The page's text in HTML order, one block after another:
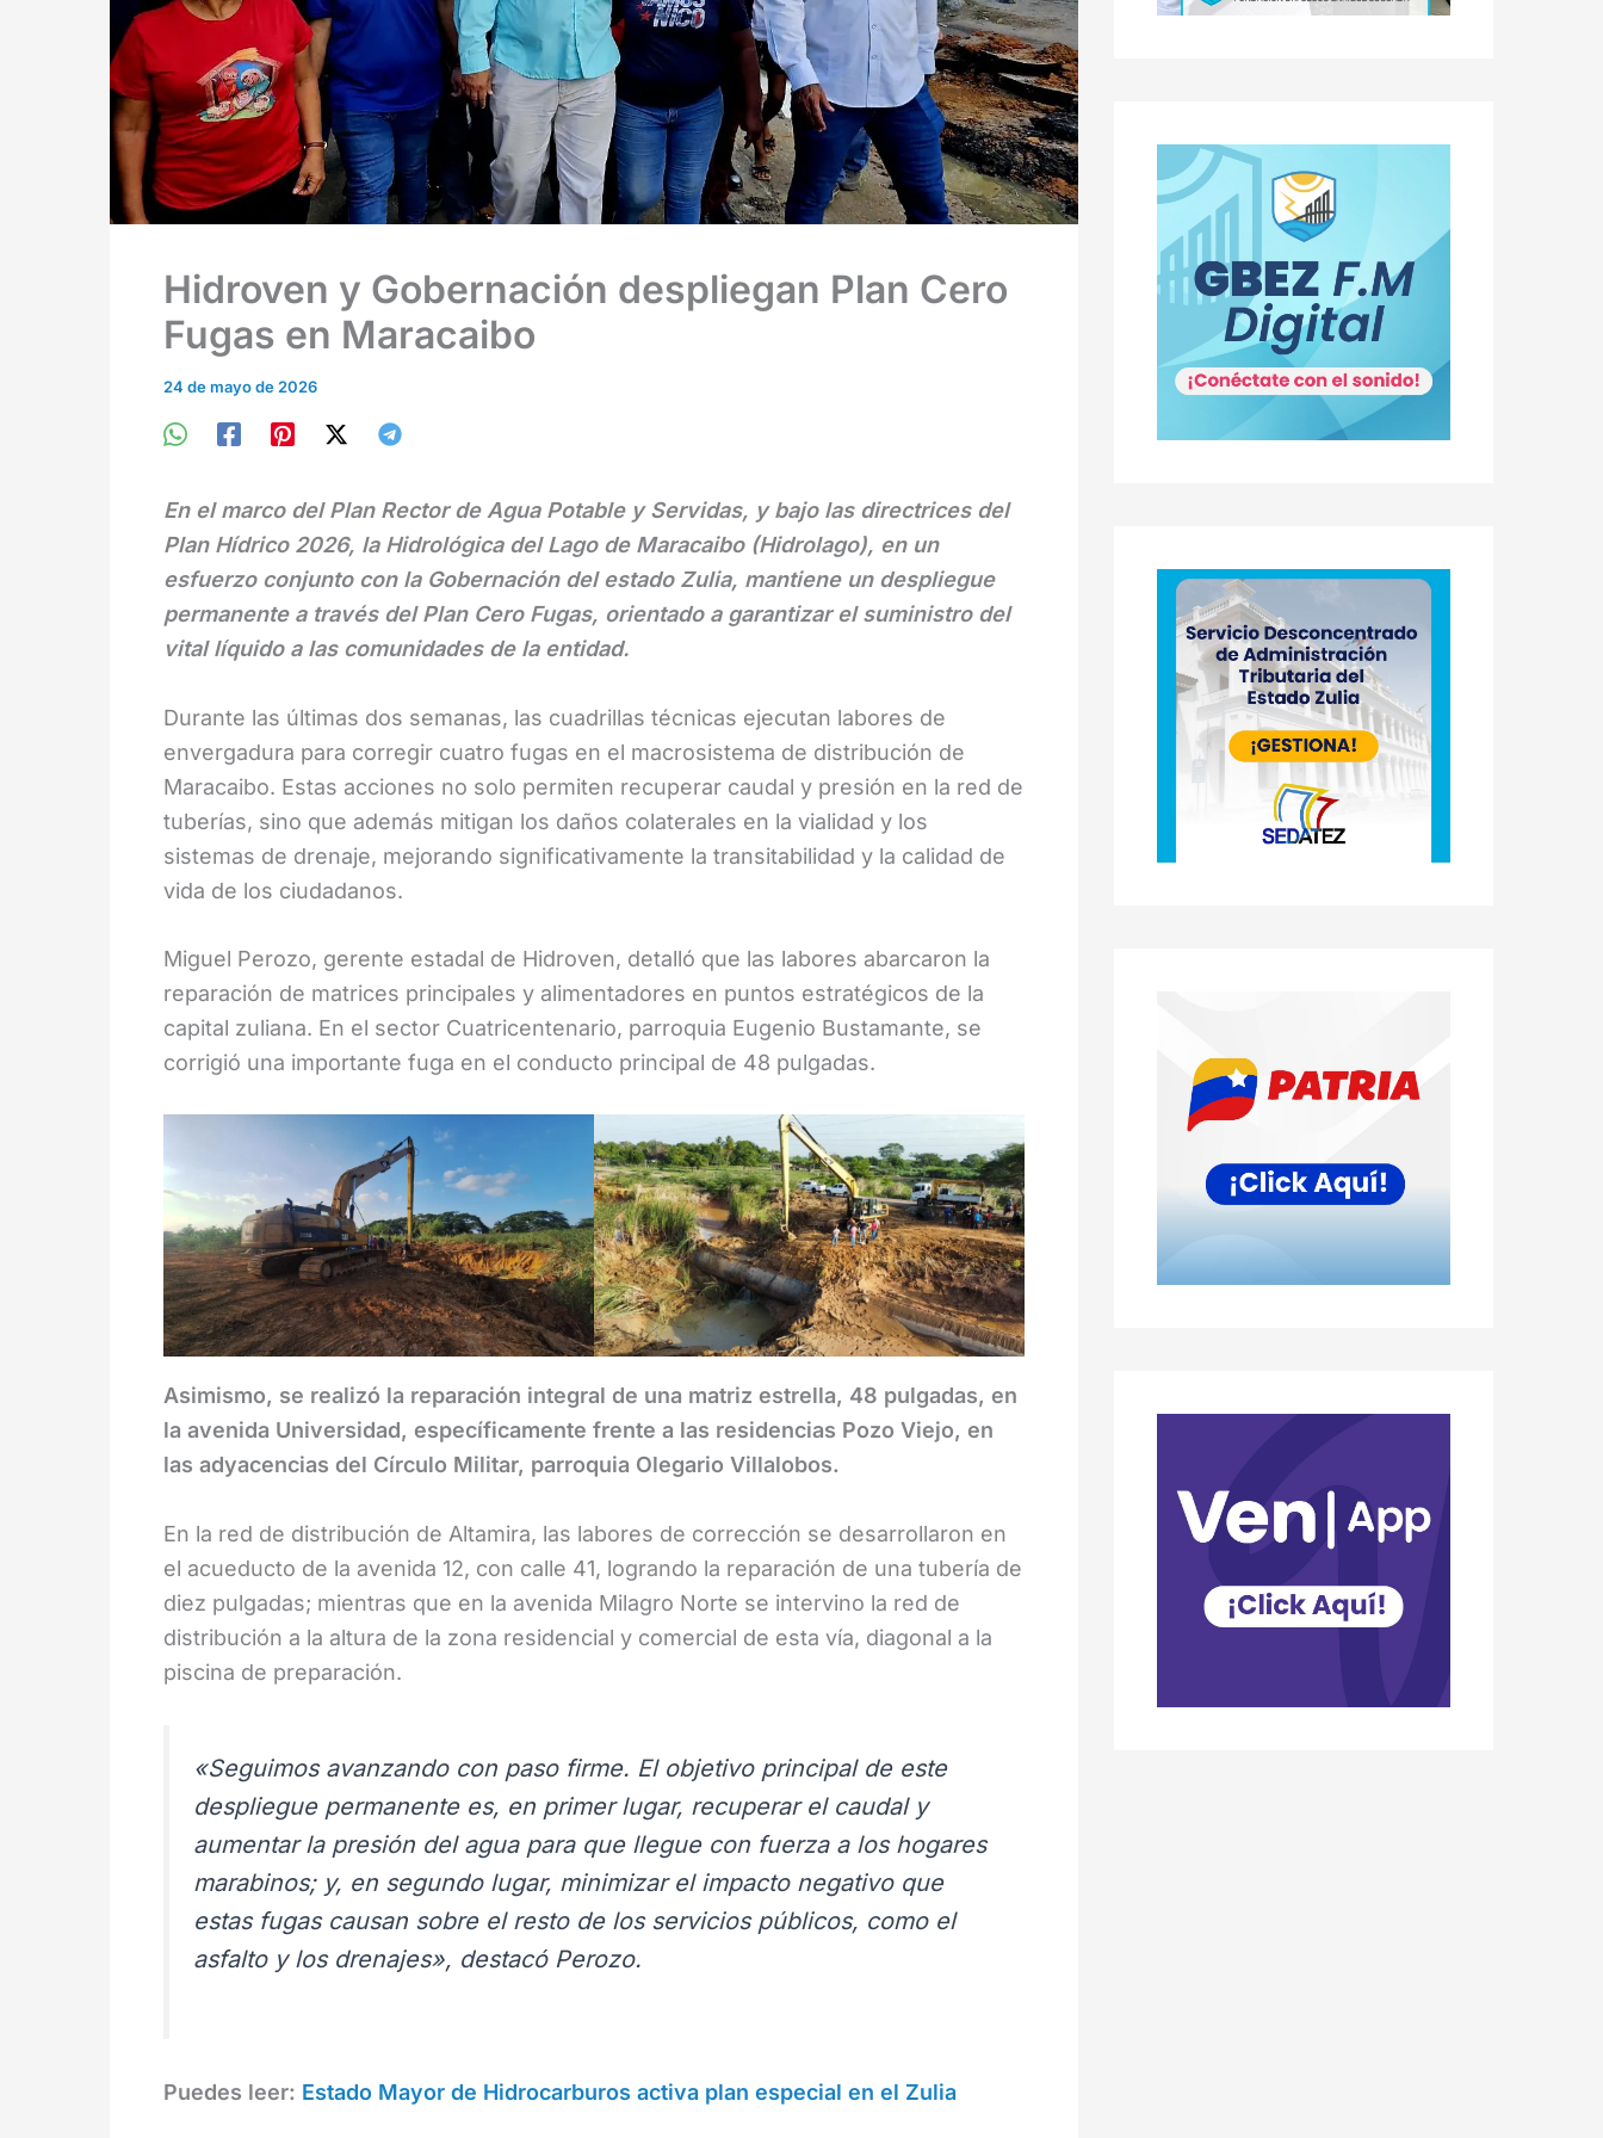
Hidroven y Gobernación despliegan Plan Cero
Fugas en Maracaibo
24 de mayo de 2026
En el marco del Plan Rector de Agua Potable y Servidas, y bajo las directrices del
Plan Hídrico 2026, la Hidrológica del Lago de Maracaibo (Hidrolago), en un
esfuerzo conjunto con la Gobernación del estado Zulia, mantiene un despliegue
permanente a través del Plan Cero Fugas, orientado a garantizar el suministro del
vital líquido a las comunidades de la entidad.
Durante las últimas dos semanas, las cuadrillas técnicas ejecutan labores de
envergadura para corregir cuatro fugas en el macrosistema de distribución de
Maracaibo. Estas acciones no solo permiten recuperar caudal y presión en la red de
tuberías, sino que además mitigan los daños colaterales en la vialidad y los
sistemas de drenaje, mejorando significativamente la transitabilidad y la calidad de
vida de los ciudadanos.
Miguel Perozo, gerente estadal de Hidroven, detalló que las labores abarcaron la
reparación de matrices principales y alimentadores en puntos estratégicos de la
capital zuliana. En el sector Cuatricentenario, parroquia Eugenio Bustamante, se
corrigió una importante fuga en el conducto principal de 48 pulgadas.
Asimismo, se realizó la reparación integral de una matriz estrella, 48 pulgadas, en
la avenida Universidad, específicamente frente a las residencias Pozo Viejo, en
las adyacencias del Círculo Militar, parroquia Olegario Villalobos.
En la red de distribución de Altamira, las labores de corrección se desarrollaron en
el acueducto de la avenida 12, con calle 41, logrando la reparación de una tubería de
diez pulgadas; mientras que en la avenida Milagro Norte se intervino la red de
distribución a la altura de la zona residencial y comercial de esta vía, diagonal a la
piscina de preparación.
«Seguimos avanzando con paso firme. El objetivo principal de este
despliegue permanente es, en primer lugar, recuperar el caudal y
aumentar la presión del agua para que llegue con fuerza a los hogares
marabinos; y, en segundo lugar, minimizar el impacto negativo que
estas fugas causan sobre el resto de los servicios públicos, como el
asfalto y los drenajes», destacó Perozo.
Puedes leer: Estado Mayor de Hidrocarburos activa plan especial en el Zulia